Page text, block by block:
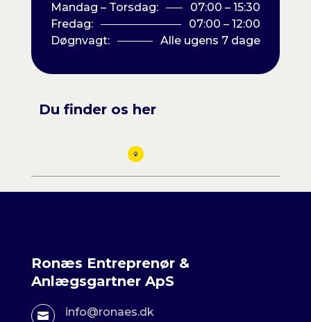
Mandag – Torsdag:
07:00 – 15:30
Fredag:
07:00 – 12:00
Døgnvagt:
Alle ugens 7 dage
Du finder os her

Ronæs Entreprenør &
Anlægsgartner ApS
 info@ronaes.dk